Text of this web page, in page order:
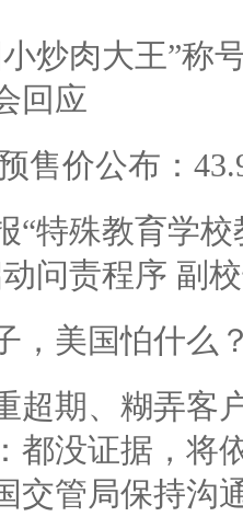
炒肉大王”称
回应
售价公布：
“特殊教育学
问责程序 副
，美国怕什么
超期、糊弄客
都没证据，将
交管局保持沟